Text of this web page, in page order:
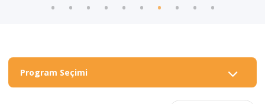
Program Seçimi